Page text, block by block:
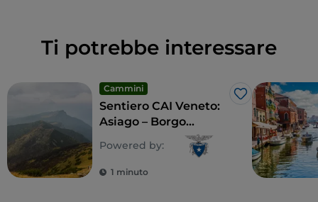
Ti potrebbe interessare
Cammini
Like
Sentiero CAI Veneto:
Asiago – Borgo
Powered by:
1 minuto